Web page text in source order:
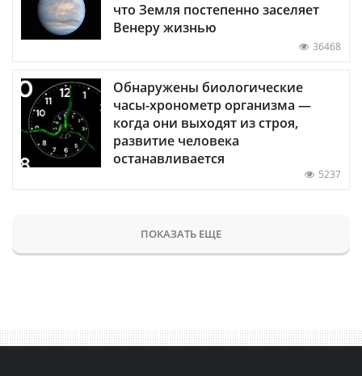
что Земля постепенно заселяет
Венеру жизнью
36468
Обнаружены биологические
часы-хронометр организма —
когда они выходят из строя,
развитие человека
останавливается
5237
ПОКАЗАТЬ ЕЩЕ